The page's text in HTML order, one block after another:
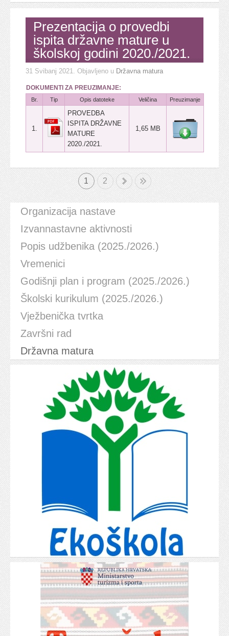
Prezentacija o provedbi
ispita državne mature u
školskoj godini 2020./2021.
31 Svibanj 2021. Objavljeno u Državna matura
DOKUMENTI ZA PREUZIMANJE:
Br. Tip Opis datoteke Veličina Preuzimanje
1.
PROVEDBA
ISPITA DRŽAVNE
MATURE
2020./2021.
1,65 MB
1 2
» Kraj
Organizacija nastave
Izvannastavne aktivnosti
Popis udžbenika (2025./2026.)
Vremenici
Godišnji plan i program (2025./2026.)
Školski kurikulum (2025./2026.)
Vježbenička tvrtka
Završni rad
Državna matura